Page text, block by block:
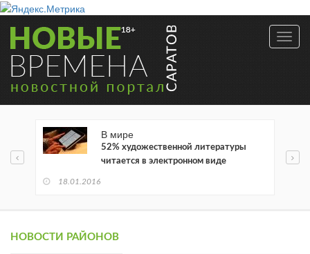
В мире
52% художественной литературы
читается в электронном виде
18.01.2016
НОВОСТИ РАЙОНОВ